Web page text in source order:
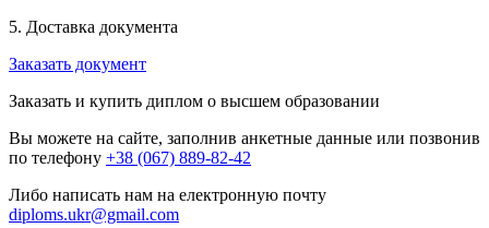
5. Доставка документа
Заказать документ
Заказать и купить диплом о высшем образовании
Вы можете на сайте, заполнив анкетные данные или позвонив
по телефону +38 (067) 889-82-42
Либо написать нам на електронную почту
diploms.ukr@gmail.com